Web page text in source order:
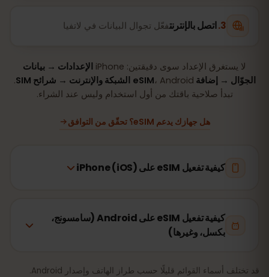
اتصل بالإنترنتفعّل تجوال البيانات في لاتفيا
لا يستغرق الإعداد سوى دقيقتين: iPhone
الإعدادات → بيانات
الجوّال → إضافة eSIM ، Android الشبكة والإنترنت → شرائح SIM
.
تبدأ صلاحية باقتك من أول استخدام وليس عند الشراء.
هل جهازك يدعم eSIM؟ تحقّق من التوافق
كيفية تفعيل eSIM على iPhone (iOS)
كيفية تفعيل eSIM على Android (سامسونج،
بكسل، وغيرها)
قد تختلف أسماء القوائم قليلًا حسب طراز الهاتف وإصدار Android.